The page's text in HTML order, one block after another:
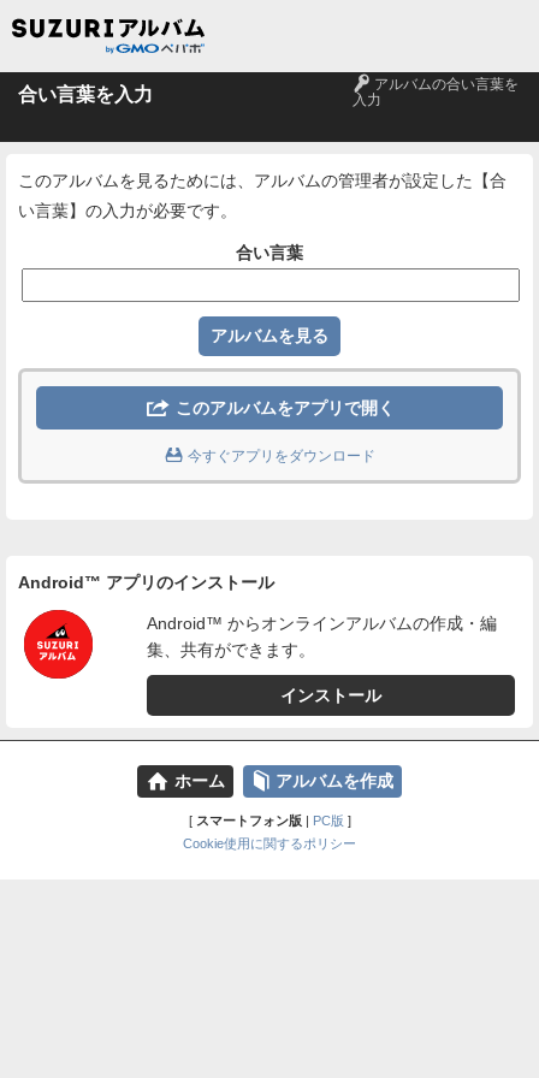
合い言葉を入力 🔑 アルバムの合い言葉を
入力
このアルバムを見るためには、アルバムの管理者が設定した【合
い言葉】の入力が必要です。
合い言葉
 このアルバムをアプリで開く
 今すぐアプリをダウンロード
Android™ アプリのインストール
Android™ からオンラインアルバムの作成・編
集、共有ができます。
インストール
⌂ ホーム 📕 アルバムを作成
[ スマートフォン版| PC版 ]
Cookie使用に関するポリシー